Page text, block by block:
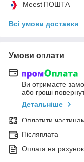
Meest ПОШТА
Всі умови доставки
Умови оплати
Ви отримаєте
або гроші
Детальніше
Оплатити
Післяплата
Оплата на рахунок